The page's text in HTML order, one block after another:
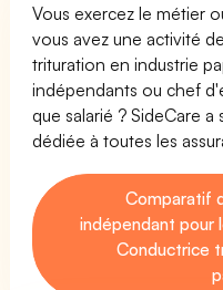
Vous exercez le métier
vous avez une activité
trituration en industrie
indépendants ou chef
que salarié ? SideCare
dédiée à toutes les
Comparatif
indépendant pour
Conductrice